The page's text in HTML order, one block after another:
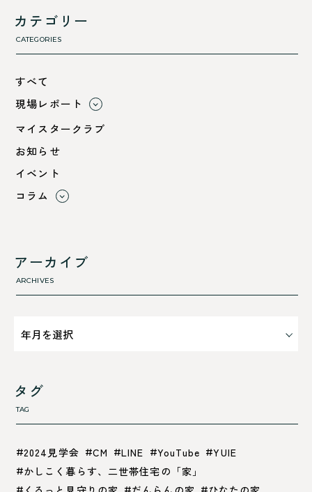
カテゴリー
CATEGORIES
すべて
現場レポート
すべて
小浜市
舞鶴市-中
舞鶴市-東
マイスタークラブ
お知らせ
イベント
コラム
断熱性のこと
気密性のこと
アーカイブ
ARCHIVES
タグ
TAG
2024見学会 CM LINE YouTube
YUIE
かしこく暮らす、二世帯住宅の「家」